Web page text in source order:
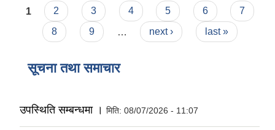
Pages
1 2 3 4 5 6
7
8
9 next › last »
सूचना तथा समाचार
उपस्थिति सम्बन्धमा । मिति: 08/07/2026 - 11:07